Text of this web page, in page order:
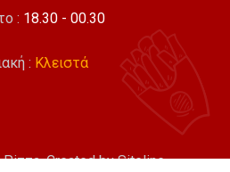
: 18.30 - 00.30
: Κλειστά
Created bySiteline